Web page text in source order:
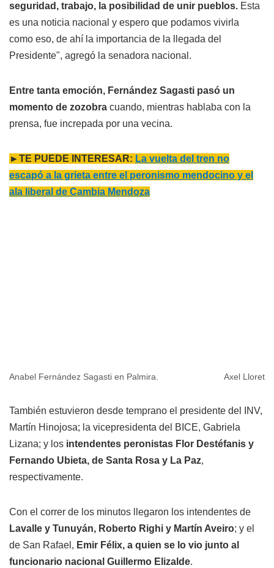
seguridad, trabajo, la posibilidad de unir pueblos. Esta
es una noticia nacional y espero que podamos vivirla
como eso, de ahí la importancia de la llegada del
Presidente", agregó la senadora nacional.
Entre tanta emoción, Fernández Sagasti pasó un
momento de zozobra cuando, mientras hablaba con la
prensa, fue increpada por una vecina.
►TE PUEDE INTERESAR: La vuelta del tren no
escapó a la grieta entre el peronismo mendocino y el
ala liberal de Cambia Mendoza
Anabel Fernández Sagasti en Palmira. Axel Lloret
También estuvieron desde temprano el presidente del INV,
Martín Hinojosa; la vicepresidenta del BICE, Gabriela
Lizana; y los intendentes peronistas Flor Destéfanis y
Fernando Ubieta, de Santa Rosa y La Paz,
respectivamente.
Con el correr de los minutos llegaron los intendentes de
Lavalle y Tunuyán, Roberto Righi y Martín Aveiro; y el
de San Rafael, Emir Félix, a quien se lo vio junto al
funcionario nacional Guillermo Elizalde.